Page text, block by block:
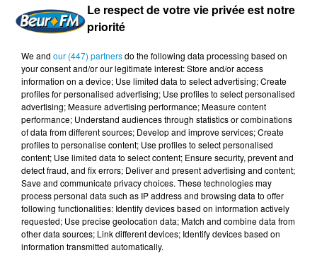
DERNIERS PODCASTS
24 juillet 2026
Les Zinformés - 24/07/26
Le respect de votre vie privée est notre
priorité
We and our (447) partnersdo the following data processing based on
your consent and/or our legitimate interest: Store and/or access
information on a device; Use limited data to select advertising; Create
profiles for personalised advertising; Use profiles to select personalised
advertising; Measure advertising performance; Measure content
performance; Understand audiences through statistics or combinations
of data from different sources; Develop and improve services; Create
profiles to personalise content; Use profiles to select personalised
content; Use limited data to select content; Ensure security, prevent and
detect fraud, and fix errors; Deliver and present advertising and content;
Save and communicate privacy choices. These technologies may
process personal data such as IP address and browsing data to offer
following functionalities: Identify devices based on information actively
requested; Use precise geolocation data; Match and combine data from
other data sources; Link different devices; Identify devices based on
information transmitted automatically.